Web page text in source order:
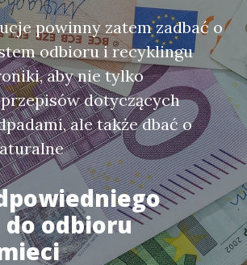
powinny zatem zadbać o
odbioru i recyklingu
aby nie tylko
dotyczących
ale także dbać o
odbioru